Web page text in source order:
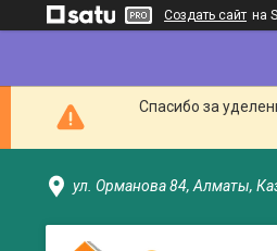
Создать сайт на
Спасибо за
ул. Орманова 84, Алматы,